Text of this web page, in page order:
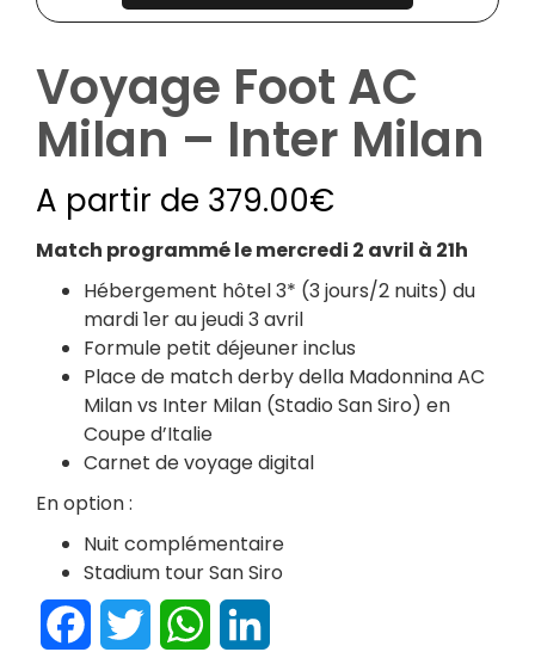
Voyage Foot AC
Milan – Inter Milan
A partir de 379.00€
Match programmé le mercredi 2 avril à 21h
Hébergement hôtel 3* (3 jours/2 nuits) du
mardi 1er au jeudi 3 avril
Formule petit déjeuner inclus
Place de match derby della Madonnina AC
Milan vs Inter Milan (Stadio San Siro) en
Coupe d’Italie
Carnet de voyage digital
En option :
Nuit complémentaire
Stadium tour San Siro
FacebookTwitter WhatsApp